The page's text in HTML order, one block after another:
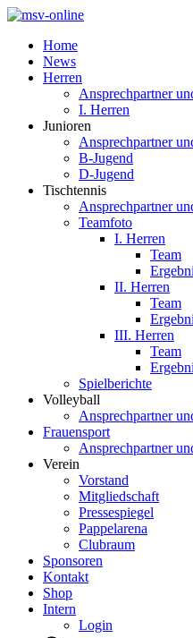
Home
News
Herren
Ansprechpartner
I. Herren
Junioren
Ansprechpartner
B-Jugend
D-Jugend
Tischtennis
Ansprechpartner
Teamfoto
I. Herren
Team
II. Herren
Team
III. Herren
Team
Spielberichte
Volleyball
Ansprechpartner
Frauensport
Ansprechpartner
Verein
Vorstand
Mitgliedschaft
Pressespiegel
Pappelarena
Clubraum
Sponsoren
Kontakt
Shop
Intern
Login